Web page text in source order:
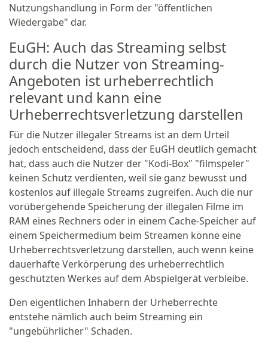
Nutzungshandlung in Form der "öffentlichen
Wiedergabe" dar.
EuGH: Auch das Streaming selbst
durch die Nutzer von Streaming-
Angeboten ist urheberrechtlich
relevant und kann eine
Urheberrechtsverletzung darstellen
Für die Nutzer illegaler Streams ist an dem Urteil
jedoch entscheidend, dass der EuGH deutlich gemacht
hat, dass auch die Nutzer der "Kodi-Box" "filmspeler"
keinen Schutz verdienten, weil sie ganz bewusst und
kostenlos auf illegale Streams zugreifen. Auch die nur
vorübergehende Speicherung der illegalen Filme im
RAM eines Rechners oder in einem Cache-Speicher auf
einem Speichermedium beim Streamen könne eine
Urheberrechtsverletzung darstellen, auch wenn keine
dauerhafte Verkörperung des urheberrechtlich
geschützten Werkes auf dem Abspielgerät verbleibe.
Den eigentlichen Inhabern der Urheberrechte
entstehe nämlich auch beim Streaming ein
"ungebührlicher" Schaden.